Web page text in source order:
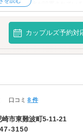
また、噴水が設置されてい
た1日をお過ごしください。
クセスが便利です。
カップルズ予約対
のうち3
口コミ 8 件
崎市東難波町5-11-21
3150